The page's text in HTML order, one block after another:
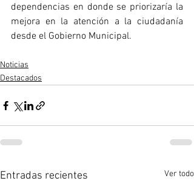
dependencias en donde se priorizaría la
mejora en la atención a la ciudadanía
desde el Gobierno Municipal.
Noticias
Destacados
Entradas recientes Ver todo